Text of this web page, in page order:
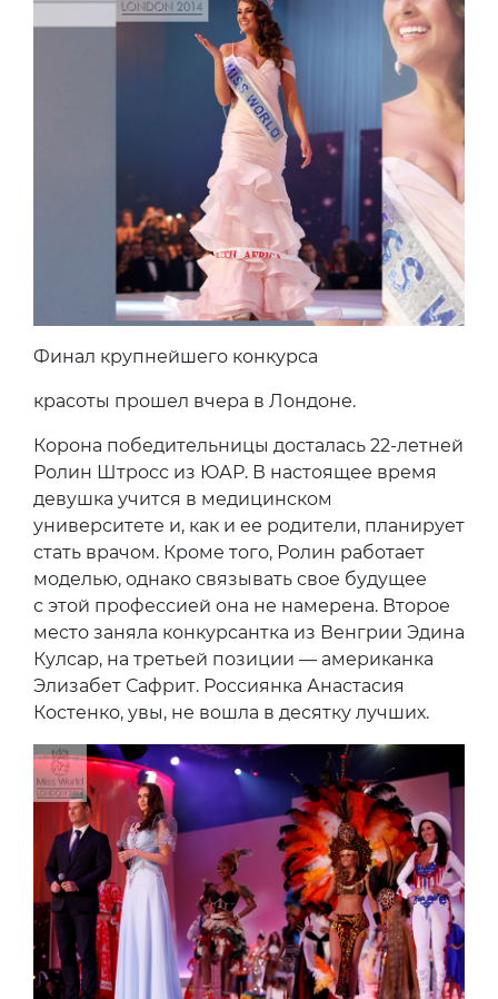
Финал крупнейшего конкурса
красоты прошел вчера в Лондоне.
Корона победительницы досталась 22-летней
Ролин Штросс из ЮАР. В настоящее время
девушка учится в медицинском
университете и, как и ее родители, планирует
стать врачом. Кроме того, Ролин работает
моделью, однако связывать свое будущее
с этой профессией она не намерена. Второе
место заняла конкурсантка из Венгрии Эдина
Кулсар, на третьей позиции — американка
Элизабет Сафрит. Россиянка Анастасия
Костенко, увы, не вошла в десятку лучших.